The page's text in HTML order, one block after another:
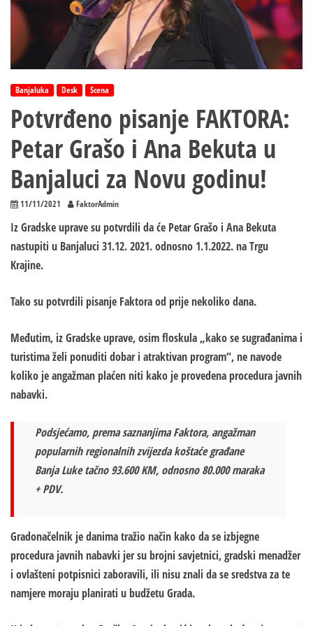
Banjaluka Desk Scena
Potvrđeno pisanje FAKTORA:
Petar Grašo i Ana Bekuta u
Banjaluci za Novu godinu!
11/11/2021 FaktorAdmin
Iz Gradske uprave su potvrdili da će Petar Grašo i Ana Bekuta
nastupiti u Banjaluci 31.12. 2021. odnosno 1.1.2022. na Trgu
Krajine.
Tako su potvrdili pisanje Faktora od prije nekoliko dana.
Međutim, iz Gradske uprave, osim floskula „kako se sugrađanima i
turistima želi ponuditi dobar i atraktivan program“, ne navode
koliko je angažman plaćen niti kako je provedena procedura javnih
nabavki.
Podsjećamo, prema saznanjima Faktora, angažman
popularnih regionalnih zvijezda koštaće građane
Banja Luke tačno 93.600 KM, odnosno 80.000 maraka
+ PDV.
Gradonačelnik je danima tražio način kako da se izbjegne
procedura javnih nabavki jer su brojni savjetnici, gradski menadžer
i ovlašteni potpisnici zaboravili, ili nisu znali da se sredstva za te
namjere moraju planirati u budžetu Grada.